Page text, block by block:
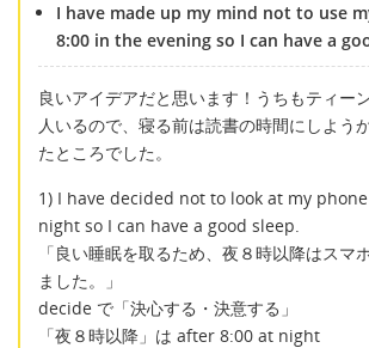
I have made up my mind not to use
8:00 in the evening so I can have a
良いアイデアだと思います！うちもティー
人いるので、寝る前は読書の時間にしよう
たところでした。
1) I have decided not to look at my
night so I can have a good sleep.
「良い睡眠を取るため、夜８時以降はスマ
ました。」
decide で「決心する・決意する」
「夜８時以降」は after 8:00 at night